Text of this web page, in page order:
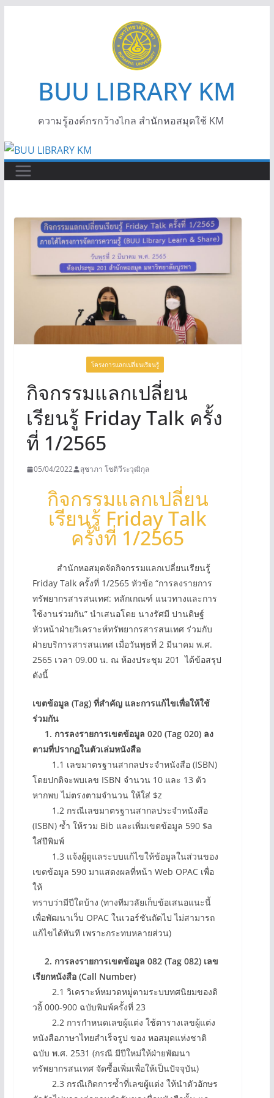
BUU LIBRARY KM
ความรู้องค์กรกว้างไกล สำนักหอสมุดใช้ KM
โครงการแลกเปลี่ยนเรียนรู้
กิจกรรมแลกเปลี่ยน
เรียนรู้ Friday Talk ครั้ง
ที่ 1/2565
05/04/2022 สุชาภา โชติวีระวุฒิกุล
กิจกรรมแลกเปลี่ยน
เรียนรู้ Friday Talk
ครั้งที่ 1/2565
สำนักหอสมุดจัดกิจกรรมแลกเปลี่ยนเรียนรู้
Friday Talk ครั้งที่ 1/2565 หัวข้อ “การลงรายการ
ทรัพยากรสารสนเทศ: หลักเกณฑ์ แนวทางและการ
ใช้งานร่วมกัน” นำเสนอโดย นางรัศมี ปานดิษฐ์
หัวหน้าฝ่ายวิเคราะห์ทรัพยากรสารสนเทศ ร่วมกับ
ฝ่ายบริการสารสนเทศ เมื่อวันพุธที่ 2 มีนาคม พ.ศ.
2565 เวลา 09.00 น. ณ ห้องประชุม 201 ได้ข้อสรุป
ดังนี้
เขตข้อมูล (Tag) ที่สำคัญ และการแก้ไขเพื่อให้ใช้
ร่วมกัน
1. การลงรายการเขตข้อมูล 020 (Tag 020) ลง
ตามที่ปรากฏในตัวเล่มหนังสือ
1.1 เลขมาตรฐานสากลประจำหนังสือ (ISBN)
โดยปกติจะพบเลข ISBN จำนวน 10 และ 13 ตัว
หากพบ ไม่ตรงตามจำนวน ให้ใส่ $z
1.2 กรณีเลขมาตรฐานสากลประจำหนังสือ
(ISBN) ซ้ำ ให้รวม Bib และเพิ่มเขตข้อมูล 590 $a
ใส่ปีพิมพ์
1.3 แจ้งผู้ดูแลระบบแก้ไขให้ข้อมูลในส่วนของ
เขตข้อมูล 590 มาแสดงผลที่หน้า Web OPAC เพื่อ
ให้
ทราบว่ามีปีใดบ้าง (ทางทีมวลัยเก็บข้อเสนอแนะนี้
เพื่อพัฒนาเว็บ OPAC ในเวอร์ชันถัดไป ไม่สามารถ
แก้ไขได้ทันที เพราะกระทบหลายส่วน)
2. การลงรายการเขตข้อมูล 082 (Tag 082) เลข
เรียกหนังสือ (Call Number)
2.1 วิเคราะห์หมวดหมู่ตามระบบทศนิยมของดิ
วอิ้ 000-900 ฉบับพิมพ์ครั้งที่ 23
2.2 การกำหนดเลขผู้แต่ง ใช้ตารางเลขผู้แต่ง
หนังสือภาษาไทยสำเร็จรูป ของ หอสมุดแห่งชาติ
ฉบับ พ.ศ. 2531 (กรณี มีปีใหม่ให้ฝ่ายพัฒนา
ทรัพยากรสนเทศ จัดซื้อเพิ่มเพื่อให้เป็นปัจจุบัน)
2.3 กรณีเกิดการซ้ำที่เลฃผู้แต่ง ให้นำตัวอักษร